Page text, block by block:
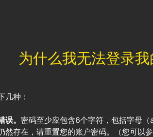
为什么我无法登录我
几种：
。 密码至少应包含6个字符，包括字母
然存在，请重置您的账户密码。（您可以